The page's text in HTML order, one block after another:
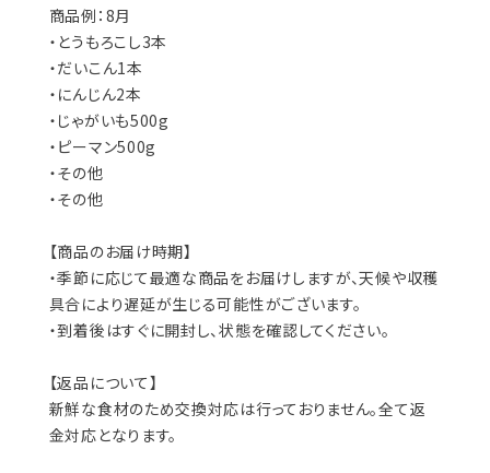
商品例：8月
・とうもろこし3本
・だいこん1本
・にんじん2本
・じゃがいも500g
・ピーマン500g
・その他
・その他
【商品のお届け時期】
・季節に応じて最適な商品をお届けしますが、天候や収穫
具合により遅延が生じる可能性がございます。
・到着後はすぐに開封し、状態を確認してください。
【返品について】
新鮮な食材のため交換対応は行っておりません。全て返
金対応となります。